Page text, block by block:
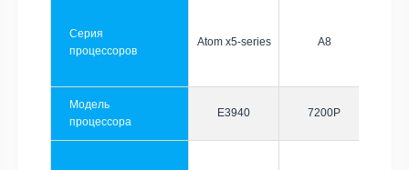
Серия
процессоров
Atom x5-series A8
Модель
процессора
E3940 7200P